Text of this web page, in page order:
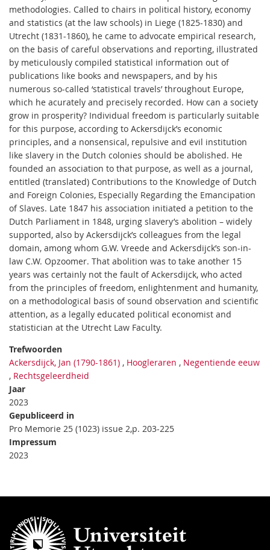
methodologies. Called to chairs in political history, economy
and statistics (at the law schools) in Liege (1825-1830) and
Utrecht (1831-1860), he came to advocate empirical research,
on the basis of careful observations and reporting, illustrated
by meticulously compiled statistical information out of
publications like books and newspapers, and by his
numerous so-called ‘statistical travels’ throughout Europe,
which he acurately and precisely recorded. How can a society
grow in prosperity? Individual freedom is particularly suitable
for this purpose, according to Ackersdijck’s economic
principles, and a nonsensical, repulsive and evil institution
like slavery in the Dutch colonies should be abolished. He
founded an association to that purpose, as well as a journal,
entitled (translated) Contributions to the Knowledge of Dutch
and Foreign Colonies, Especially Regarding the Emancipation
of Slaves. Late 1847 his association initiated a petition to the
Dutch Parliament in 1848, urging slavery’s abolition – widely
supported, also by Ackersdijck’s colleagues from the legal
domain, among whom G.W. Vreede and Ackersdijck’s son-in-
law C.W. Opzoomer. That abolition was to take another 15
years was certainly not the fault of Ackersdijck, who acted
from the principles of freedom, enlightenment and humanity,
on a methodological basis of sound observation and scientific
attention, as a legally educated political economist and
statistician at the Utrecht Law Faculty.
Trefwoorden
Ackersdijck, Jan (1790-1861) , Hoogleraren , Negentiende eeuw
, Rechtsgeleerdheid
Jaar
2023
Gepubliceerd in
Pro Memorie 25 (1023) issue 2,p. 203-225
Impressum
2023